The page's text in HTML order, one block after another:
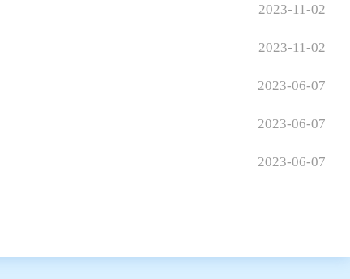
2023-11-02
2023-11-02
2023-06-07
2023-06-07
2023-06-07